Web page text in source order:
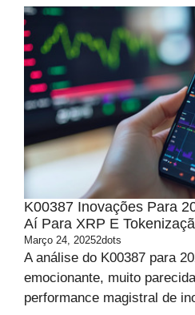
K00387 Inovações Para
Aí Para XRP E
Março 24, 20252dots
A análise do K00387 para
emocionante, muito
performance magistral de